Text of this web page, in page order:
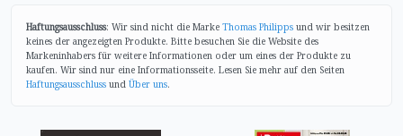
Haftungsausschluss: Wir sind nicht die Marke Thomas Philipps und wir besitzen
keines der angezeigten Produkte. Bitte besuchen Sie die Website des
Markeninhabers für weitere Informationen oder um eines der Produkte zu
kaufen. Wir sind nur eine Informationsseite. Lesen Sie mehr auf den Seiten
Haftungsausschluss und Über uns.